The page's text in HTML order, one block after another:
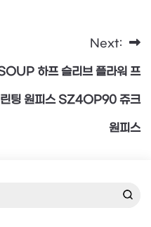
Next:
하프 슬리브 플라워 프
린팅 원피스 SZ4OP90 쥬크
원피스